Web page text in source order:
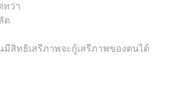
ทว่า
ด
สิทธิเสรีภาพจะกู้เสรีภาพของตนได้